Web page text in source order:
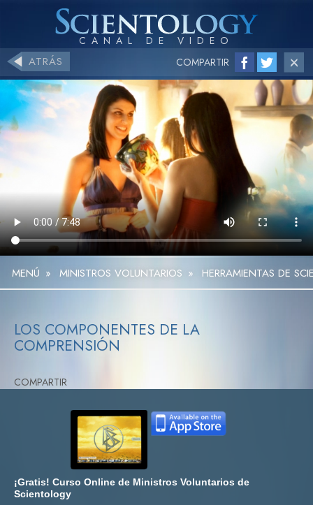
ATRÁS COMPARTIR
MENÚ » MINISTROS VOLUNTARIOS » HERRAMIENTAS DE
LOS COMPONENTES DE LA
COMPRENSIÓN
COMPARTIR
¡Gratis! Curso Online de Ministros Voluntarios de
Scientology